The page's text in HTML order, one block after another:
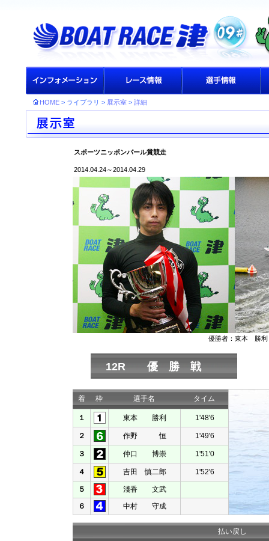
HOME > ライブラリ > 展示室 > 詳細
スポーツニッポンパール賞競走
2014.04.24～2014.04.29
優勝者：東本 勝利
12R 優 勝 戦
着 枠 選手名 タイム
１ 東本 勝利 1'48'6
２ 作野 恒 1'49'6
３ 仲口 博崇 1'51'0
４ 吉田 慎二郎 1'52'6
５
淺香 文武
６
中村 守成
払い戻し